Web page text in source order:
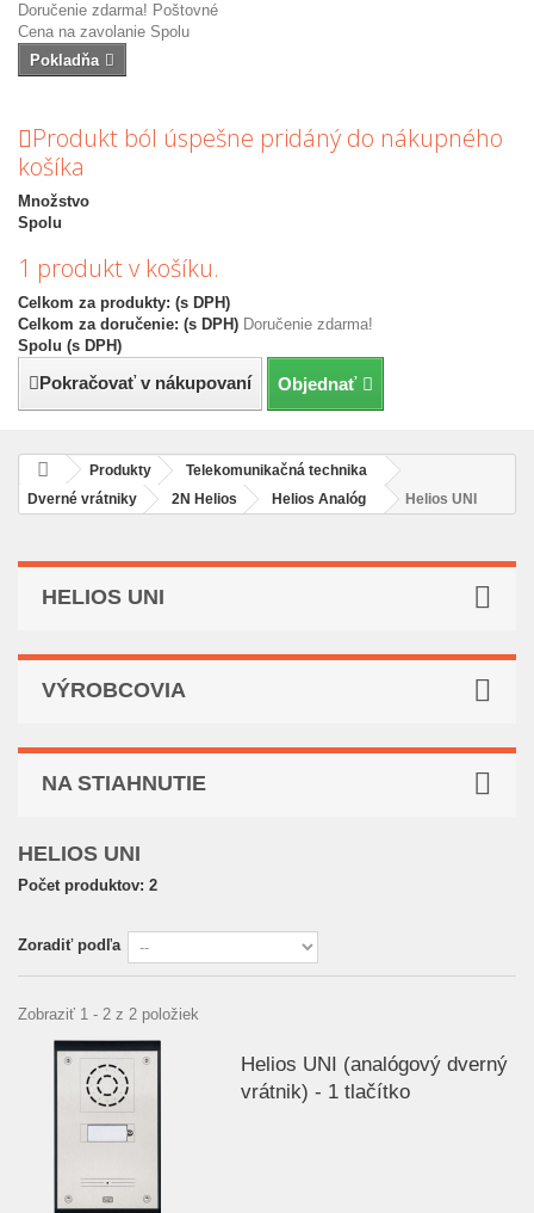
Doručenie zdarma! Poštovné
Cena na zavolanie Spolu
Pokladňa
Produkt ból úspešne pridáný do nákupného
košíka
Množstvo
Spolu
1 produkt v košíku.
Celkom za produkty: (s DPH)
Celkom za doručenie: (s DPH) Doručenie zdarma!
Spolu (s DPH)
Pokračovať v nákupovaní Objednať
Produkty
Telekomunikačná technika
Dverné vrátniky
2N Helios Helios Analóg Helios UNI
HELIOS UNI
VÝROBCOVIA
NA STIAHNUTIE
HELIOS UNI
Počet produktov: 2
Zoradiť podľa
Zobraziť 1 - 2 z 2 položiek
Helios UNI (analógový dverný
vrátnik) - 1 tlačítko